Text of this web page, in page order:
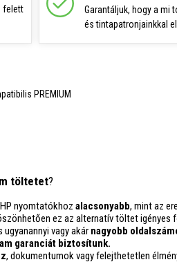
felett
Garantáljuk, hogy a mi
és tintapatronjainkkal
PREMIUM
töltetet?
nyomtatókhoz alacsonyabb, mint az
ez az alternatív töltet igényes
vagy akár nagyobb
garanciát biztosítunk.
, dokumentumok vagy felejthetetlen